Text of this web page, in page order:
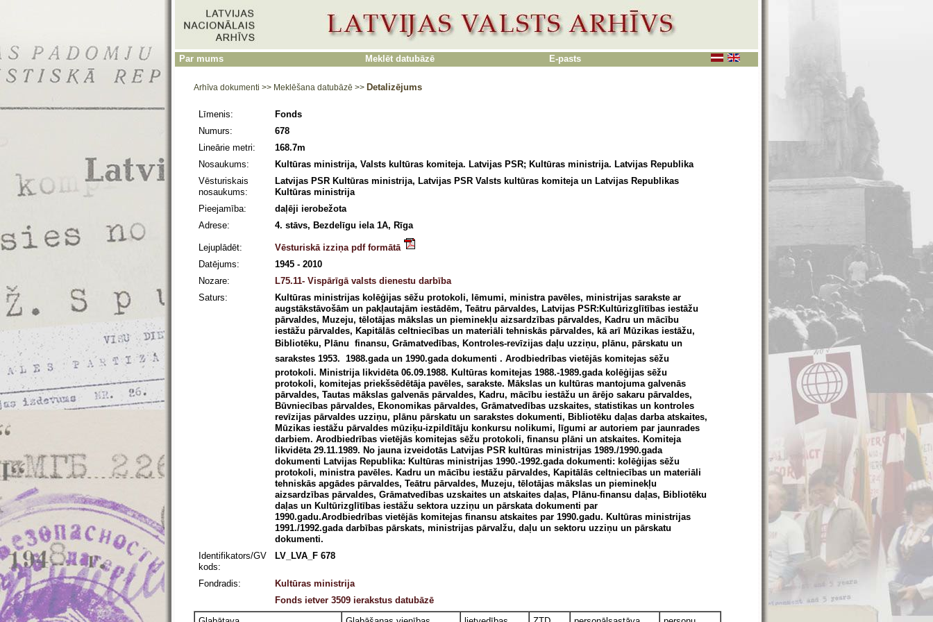
Par mums Meklēt datubāzē E-pasts
Arhīva dokumenti >> Meklēšana datubāzē >> Detalizējums
Līmenis:
Fonds
Numurs:
678
Lineārie metri:
168.7m
Nosaukums:
Kultūras ministrija, Valsts kultūras komiteja. Latvijas PSR; Kultūras ministrija. Latvijas Republika
Vēsturiskais
nosaukums:
Latvijas PSR Kultūras ministrija, Latvijas PSR Valsts kultūras komiteja un Latvijas Republikas
Kultūras ministrija
Pieejamība:
daļēji ierobežota
Adrese:
4. stāvs, Bezdelīgu iela 1A, Rīga
Lejuplādēt:
Vēsturiskā izziņa pdf formātā
Datējums:
1945 - 2010
Nozare:
L75.11- Vispārīgā valsts dienestu darbība
Saturs:
Kultūras ministrijas kolēģijas sēžu protokoli, lēmumi, ministra pavēles, ministrijas sarakste ar
augstākstāvošām un pakļautajām iestādēm, Teātru pārvaldes, Latvijas PSR:Kultūrizglītības iestāžu
pārvaldes, Muzeju, tēlotājas mākslas un pieminekļu aizsardzības pārvaldes, Kadru un mācību
iestāžu pārvaldes, Kapitālās celtniecības un materiāli tehniskās pārvaldes, kā arī Mūzikas iestāžu,
Bibliotēku, Plānu  finansu, Grāmatvedības, Kontroles-revīzijas daļu uzziņu, plānu, pārskatu un
sarakstes 1953.  1988.gada un 1990.gada dokumenti . Arodbiedrības vietējās komitejas sēžu
protokoli. Ministrija likvidēta 06.09.1988. Kultūras komitejas 1988.-1989.gada kolēģijas sēžu
protokoli, komitejas priekšsēdētāja pavēles, sarakste. Mākslas un kultūras mantojuma galvenās
pārvaldes, Tautas mākslas galvenās pārvaldes, Kadru, mācību iestāžu un ārējo sakaru pārvaldes,
Būvniecības pārvaldes, Ekonomikas pārvaldes, Grāmatvedības uzskaites, statistikas un kontroles
revīzijas pārvaldes uzziņu, plānu pārskatu un sarakstes dokumenti, Bibliotēku daļas darba atskaites,
Mūzikas iestāžu pārvaldes mūziķu-izpildītāju konkursu nolikumi, līgumi ar autoriem par jaunrades
darbiem. Arodbiedrības vietējās komitejas sēžu protokoli, finansu plāni un atskaites. Komiteja
likvidēta 29.11.1989. No jauna izveidotās Latvijas PSR kultūras ministrijas 1989./1990.gada
dokumenti Latvijas Republika: Kultūras ministrijas 1990.-1992.gada dokumenti: kolēģijas sēžu
protokoli, ministra pavēles. Kadru un mācību iestāžu pārvaldes, Kapitālās celtniecības un materiāli
tehniskās apgādes pārvaldes, Teātru pārvaldes, Muzeju, tēlotājas mākslas un pieminekļu
aizsardzības pārvaldes, Grāmatvedības uzskaites un atskaites daļas, Plānu-finansu daļas, Bibliotēku
daļas un Kultūrizglītības iestāžu sektora uzziņu un pārskata dokumenti par
1990.gadu.Arodbiedrības vietējās komitejas finansu atskaites par 1990.gadu. Kultūras ministrijas
1991./1992.gada darbības pārskats, ministrijas pārvalžu, daļu un sektoru uzziņu un pārskatu
dokumenti.
Identifikators/GV
kods:
LV_LVA_F 678
Fondradis:
Kultūras ministrija
Fonds ietver 3509 ierakstus datubāzē